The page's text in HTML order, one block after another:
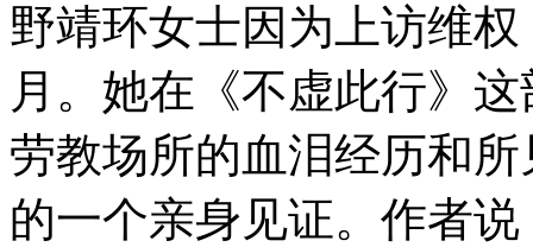
野靖环女士因为上访维
月。她在《不虚此行》
劳教场所的血泪经历和
的一个亲身见证。作者